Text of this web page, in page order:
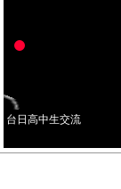
台日高中生交流